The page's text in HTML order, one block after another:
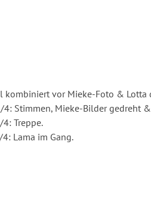
kombiniert vor Mieke-Foto & Lotta
Stimmen, Mieke-Bilder gedreht
Treppe.
Lama im Gang.